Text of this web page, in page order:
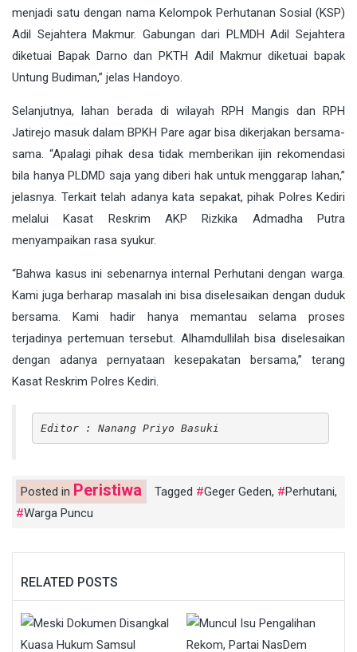
menjadi satu dengan nama Kelompok Perhutanan Sosial (KSP)
Adil Sejahtera Makmur. Gabungan dari PLMDH Adil Sejahtera
diketuai Bapak Darno dan PKTH Adil Makmur diketuai bapak
Untung Budiman,” jelas Handoyo.
Selanjutnya, lahan berada di wilayah RPH Mangis dan RPH
Jatirejo masuk dalam BPKH Pare agar bisa dikerjakan bersama-
sama. “Apalagi pihak desa tidak memberikan ijin rekomendasi
bila hanya PLDMD saja yang diberi hak untuk menggarap lahan,”
jelasnya. Terkait telah adanya kata sepakat, pihak Polres Kediri
melalui Kasat Reskrim AKP Rizkika Admadha Putra
menyampaikan rasa syukur.
“Bahwa kasus ini sebenarnya internal Perhutani dengan warga.
Kami juga berharap masalah ini bisa diselesaikan dengan duduk
bersama. Kami hadir hanya memantau selama proses
terjadinya pertemuan tersebut. Alhamdullilah bisa diselesaikan
dengan adanya pernyataan kesepakatan bersama,” terang
Kasat Reskrim Polres Kediri.
Editor : Nanang Priyo Basuki
Posted in Peristiwa Tagged Geger Geden, Perhutani,
Warga Puncu
RELATED POSTS